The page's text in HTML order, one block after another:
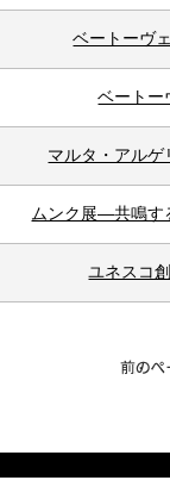
ベートーヴ
ベートー
マルタ・アル
ムンク展―共鳴す
ユネスコ